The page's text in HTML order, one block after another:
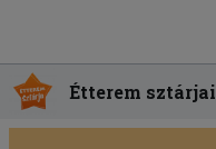
Étterem sztárjai